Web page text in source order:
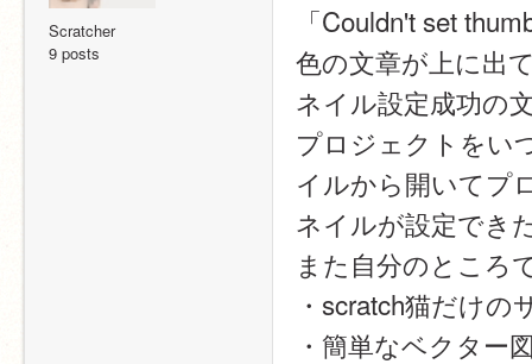
Scratcher
9 posts
「Couldn't set
色の文章が上に出
ネイル設定成功の
プロジェクトをい
イルから開いてプ
ネイルが設定でき
また自分のところ
・scratch猫だけの
・簡単なベクター